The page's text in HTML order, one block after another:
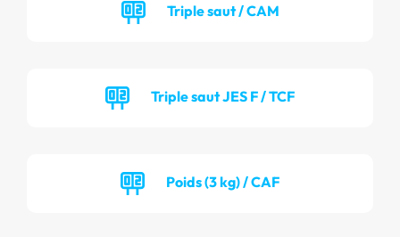
Triple saut / CAM
Triple saut JES F / TCF
Poids (3 kg) / CAF